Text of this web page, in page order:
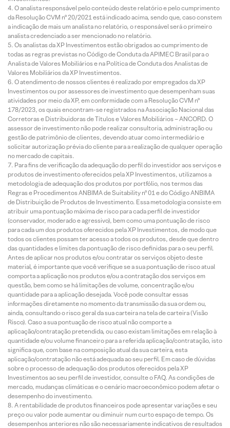
O analista responsável pelo conteúdo deste relatório e pelo cumprimento
da Resolução CVM nº 20/2021 está indicado acima, sendo que, caso constem
a indicação de mais um analista no relatório, o responsável será o primeiro
analista credenciado a ser mencionado no relatório.
Os analistas da XP Investimentos estão obrigados ao cumprimento de
todas as regras previstas no Código de Conduta da APIMEC Brasil para o
Analista de Valores Mobiliários e na Política de Conduta dos Analistas de
Valores Mobiliários da XP Investimentos.
O atendimento de nossos clientes é realizado por empregados da XP
Investimentos ou por assessores de investimento que desempenham suas
atividades por meio da XP, em conformidade com a Resolução CVM nº
178/2023, os quais encontram-se registrados na Associação Nacional das
Corretoras e Distribuidoras de Títulos e Valores Mobiliários – ANCORD. O
assessor de investimento não pode realizar consultoria, administração ou
gestão de patrimônio de clientes, devendo atuar como intermediário e
solicitar autorização prévia do cliente para a realização de qualquer operação
no mercado de capitais.
Para fins de verificação da adequação do perfil do investidor aos serviços e
produtos de investimento oferecidos pela XP Investimentos, utilizamos a
metodologia de adequação dos produtos por portfólio, nos termos das
Regras e Procedimentos ANBIMA de Suitability nº 01 e do Código ANBIMA
de Distribuição de Produtos de Investimento. Essa metodologia consiste em
atribuir uma pontuação máxima de risco para cada perfil de investidor
(conservador, moderado e agressivo), bem como uma pontuação de risco
para cada um dos produtos oferecidos pela XP Investimentos, de modo que
todos os clientes possam ter acesso a todos os produtos, desde que dentro
das quantidades e limites da pontuação de risco definidas para o seu perfil.
Antes de aplicar nos produtos e/ou contratar os serviços objeto deste
material, é importante que você verifique se a sua pontuação de risco atual
comporta a aplicação nos produtos e/ou a contratação dos serviços em
questão, bem como se há limitações de volume, concentração e/ou
quantidade para a aplicação desejada. Você pode consultar essas
informações diretamente no momento da transmissão da sua ordem ou,
ainda, consultando o risco geral da sua carteira na tela de carteira (Visão
Risco). Caso a sua pontuação de risco atual não comporte a
aplicação/contratação pretendida, ou caso existam limitações em relação à
quantidade e/ou volume financeiro para a referida aplicação/contratação, isto
significa que, com base na composição atual da sua carteira, esta
aplicação/contratação não está adequada ao seu perfil. Em caso de dúvidas
sobre o processo de adequação dos produtos oferecidos pela XP
Investimentos ao seu perfil de investidor, consulte o FAQ. As condições de
mercado, mudanças climáticas e o cenário macroeconômico podem afetar o
desempenho do investimento.
A rentabilidade de produtos financeiros pode apresentar variações e seu
preço ou valor pode aumentar ou diminuir num curto espaço de tempo. Os
desempenhos anteriores não são necessariamente indicativos de resultados